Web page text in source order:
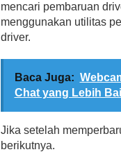
mencari pembaruan
menggunakan utilitas
driver.
Baca Juga:
Chat yang Lebih
Jika setelah
berikutnya.